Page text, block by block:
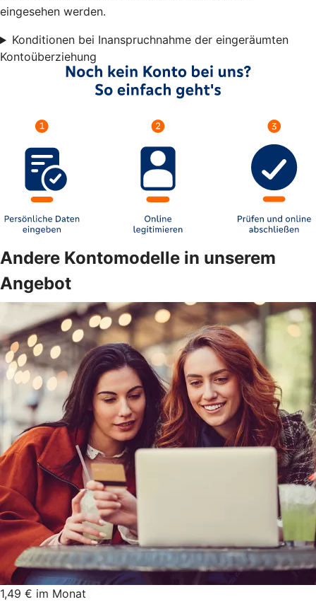
eingesehen werden.
Konditionen bei Inanspruchnahme der eingeräumten
Kontoüberziehung
Andere Kontomodelle in unserem
Angebot
1,49 € im Monat